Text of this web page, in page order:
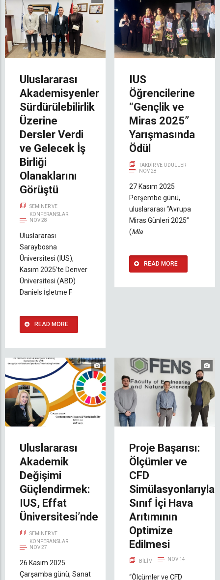
Uluslararası
Akademisyenler
Sürdürülebilirlik
Üzerine
Dersler Verdi
ve Gelecek İş
Birliği
Olanaklarını
Görüştü
SEMINER VE
KONFERANSLAR
NOV 28
Uluslararası
Saraybosna
Üniversitesi (IUS),
Kasım 2025’te Denver
Üniversitesi (ABD)
Daniels İşletme F
READ MORE
IUS
Öğrencilerine
“Gençlik ve
Miras 2025”
Yarışmasında
Ödül
TAKDIR VE ÖDÜLLER
NOV 28
27 Kasım 2025
Perşembe günü,
uluslararası “Avrupa
Miras Günleri 2025”
(Mla
READ MORE
Uluslararası
Akademik
Değişimi
Güçlendirmek:
IUS, Effat
Üniversitesi’nde
SEMINER VE
KONFERANSLAR
NOV 27
26 Kasım 2025
Çarşamba günü, Sanat
Proje Başarısı:
Ölçümler ve
CFD
Simülasyonlarıyla
Sınıf İçi Hava
Arıtımının
Optimize
Edilmesi
BILIM NOV 14
“Ölçümler ve CFD